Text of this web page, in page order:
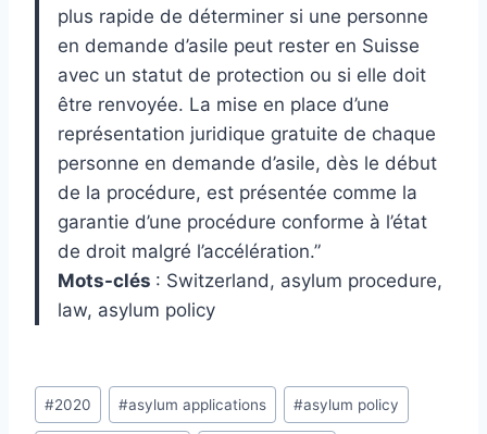
plus rapide de déterminer si une personne
en demande d’asile peut rester en Suisse
avec un statut de protection ou si elle doit
être renvoyée. La mise en place d’une
représentation juridique gratuite de chaque
personne en demande d’asile, dès le début
de la procédure, est présentée comme la
garantie d’une procédure conforme à l’état
de droit malgré l’accélération.”
Mots-clés : Switzerland, asylum procedure,
law, asylum policy
Post
Tags:
#2020 #asylum applications #asylum policy